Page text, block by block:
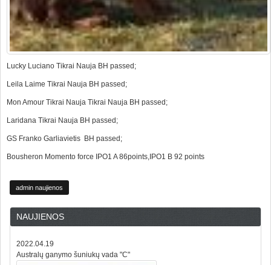
Lucky Luciano Tikrai Nauja BH passed;
Leila Laime Tikrai Nauja BH passed;
Mon Amour Tikrai Nauja Tikrai Nauja BH passed;
Laridana Tikrai Nauja BH passed;
GS Franko Garliavietis BH passed;
Bousheron Momento force IPO1 A 86points,IPO1 B 92 points
admin naujienos
NAUJIENOS
2022.04.19
Australų ganymo šuniukų vada "C"